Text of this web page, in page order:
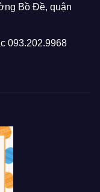
Bồ Đề, quận
093.202.9968